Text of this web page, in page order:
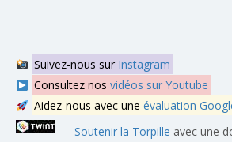
Suivez-nous sur Instagram
Consultez nos vidéos sur Youtube
Aidez-nous avec une évaluation
Soutenir la Torpille avec une